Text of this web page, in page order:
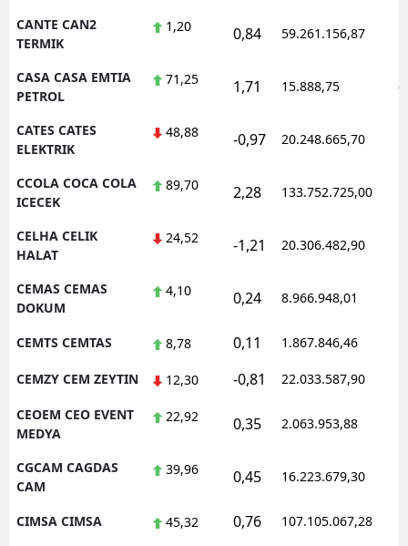
CANTE CAN2
TERMIK
1,20 0,84 59.261.156,87
CASA CASA EMTIA
PETROL
71,25 1,71 15.888,75
CATES CATES
ELEKTRIK
48,88 -0,97 20.248.665,70
CCOLA COCA COLA
ICECEK
89,70 2,28 133.752.725,00
CELHA CELIK
HALAT
24,52 -1,21 20.306.482,90
CEMAS CEMAS
DOKUM
4,10 0,24 8.966.948,01
CEMTS CEMTAS 8,78 0,11 1.867.846,46
CEMZY CEM ZEYTIN 12,30 -0,81 22.033.587,90
CEOEM CEO EVENT
MEDYA
22,92 0,35 2.063.953,88
CGCAM CAGDAS
CAM
39,96 0,45 16.223.679,30
CIMSA CIMSA 45,32 0,76 107.105.067,28